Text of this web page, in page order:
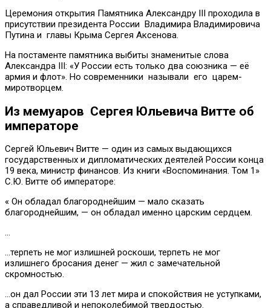
Церемония открытия Памятника Александру III проходила в
присутствии президента России Владимира Владимировича
Путина и главы Крыма Сергея Аксенова.
На постаменте памятника выбиты знаменитые слова
Александра III: «У России есть только два союзника — её
армия и флот». Но современники называли его царем-
миротворцем.
Из мемуаров Сергея Юльевича Витте об
императоре
Сергей Юльевич Витте — один из самых выдающихся
государственных и дипломатических деятелей России конца
19 века, министр финансов. Из книги «Воспоминания. Том 1»
С.Ю. Витте об императоре:
« Он обладал благороднейшим — мало сказать
благороднейшим, — он обладал именно царским сердцем.
…
…терпеть не мог излишней роскоши, терпеть не мог
излишнего бросания денег — жил с замечательной
скромностью.
…он дал России эти 13 лет мира и спокойствия не уступками,
а справедливой и непоколебимой твердостью.